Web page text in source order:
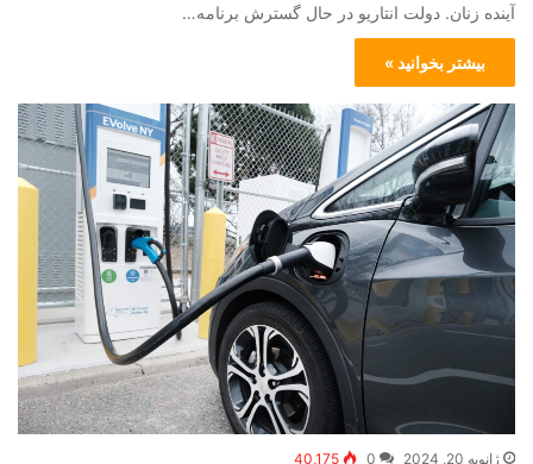
آینده زنان. دولت انتاریو در حال گسترش برنامه…
بیشتر بخوانید »
ژانویه 20, 2024 0
40,175